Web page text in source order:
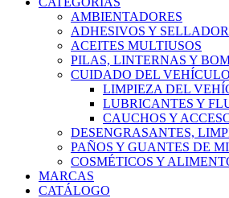
AMBIENTADORES
ADHESIVOS Y
ACEITES MULTIUSOS
PILAS, LINTERNAS Y
CUIDADO DEL VEHÍCULO
LIMPIEZA DEL
LUBRICANTES Y
CAUCHOS Y
DESENGRASANTES,
PAÑOS Y GUANTES DE
COSMÉTICOS Y
MARCAS
CATÁLOGO